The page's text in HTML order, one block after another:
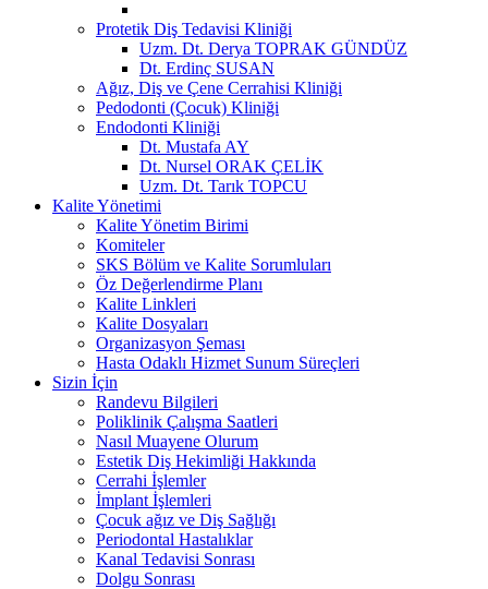
Protetik Diş Tedavisi Kliniği
Uzm. Dt. Derya TOPRAK GÜNDÜZ
Dt. Erdinç SUSAN
Ağız, Diş ve Çene Cerrahisi Kliniği
Pedodonti (Çocuk) Kliniği
Endodonti Kliniği
Dt. Mustafa AY
Dt. Nursel ORAK ÇELİK
Uzm. Dt. Tarık TOPCU
Kalite Yönetimi
Kalite Yönetim Birimi
Komiteler
SKS Bölüm ve Kalite Sorumluları
Öz Değerlendirme Planı
Kalite Linkleri
Kalite Dosyaları
Organizasyon Şeması
Hasta Odaklı Hizmet Sunum Süreçleri
Sizin İçin
Randevu Bilgileri
Poliklinik Çalışma Saatleri
Nasıl Muayene Olurum
Estetik Diş Hekimliği Hakkında
Cerrahi İşlemler
İmplant İşlemleri
Çocuk ağız ve Diş Sağlığı
Periodontal Hastalıklar
Kanal Tedavisi Sonrası
Dolgu Sonrası